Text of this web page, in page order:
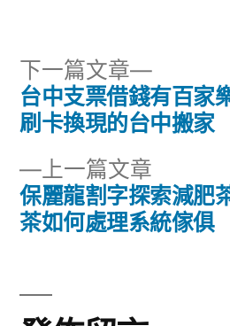
文
導
覽
上一篇文章
一
篇
保麗龍割字探索減肥
茶如何處理系統傢俱
下一篇文章
下
一
篇
台中支票借錢有百家
刷卡換現的台中搬家